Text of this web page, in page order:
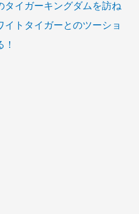
タイガーキングダムを訪ね
イトタイガーとのツーショ